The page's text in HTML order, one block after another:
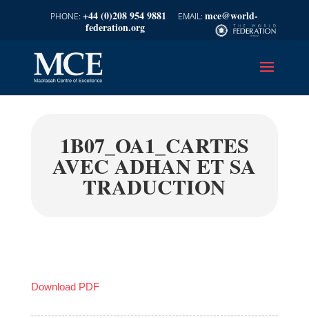
+44 (0)208 954 9881
mce@world-
federation.org
1B07_OA1_CARTES
AVEC ADHAN ET SA
TRADUCTION
Download PDF